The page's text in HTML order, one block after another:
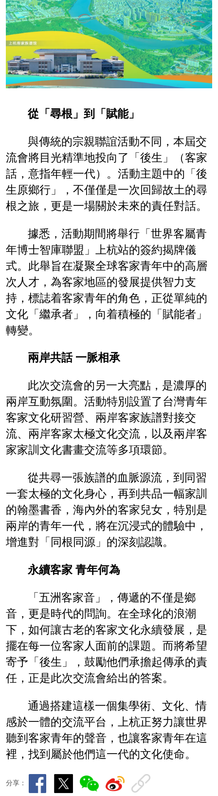
從「尋根」到「賦能」
與傳統的宗親聯誼活動不同，本屆交
流會將目光精準地投向了「後生」（客家
話，意指年輕一代）。活動主題中的「後
生原鄉行」，不僅僅是一次回歸故土的尋
根之旅，更是一場關於未來的責任對話。
據悉，活動期間將舉行「世界客屬青
年博士智庫聯盟」上杭站的簽約揭牌儀
式。此舉旨在凝聚全球客家青年中的高層
次人才，為客家地區的發展提供智力支
持，標誌着客家青年的角色，正從單純的
文化「繼承者」，向着積極的「賦能者」
轉變。
兩岸共話 一脈相承
此次交流會的另一大亮點，是濃厚的
兩岸互動氛圍。活動特別設置了台灣青年
客家文化研習營、兩岸客家族譜對接交
流、兩岸客家太極文化交流，以及兩岸客
家家訓文化書畫交流等多項環節。
從共尋一張族譜的血脈源流，到同習
一套太極的文化身心，再到共品一幅家訓
的翰墨書香，海內外的客家兒女，特別是
兩岸的青年一代，將在沉浸式的體驗中，
增進對「同根同源」的深刻認識。
永續客家 青年何為
「五洲客家音」，傳遞的不僅是鄉
音，更是時代的問詢。在全球化的浪潮
下，如何讓古老的客家文化永續發展，是
擺在每一位客家人面前的課題。而將希望
寄予「後生」，鼓勵他們承擔起傳承的責
任，正是此次交流會給出的答案。
通過搭建這樣一個集學術、文化、情
感於一體的交流平台，上杭正努力讓世界
聽到客家青年的聲音，也讓客家青年在這
裡，找到屬於他們這一代的文化使命。
分享：